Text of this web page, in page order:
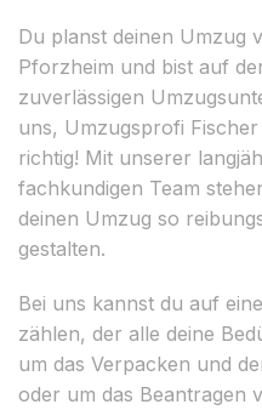
Du planst deinen Umzug
Pforzheim und bist auf
zuverlässigen
uns, Umzugsprofi
richtig! Mit unserer
fachkundigen Team
deinen Umzug so
gestalten.
Bei uns kannst du auf
zählen, der alle deine
um das Verpacken und
oder um das Beantragen